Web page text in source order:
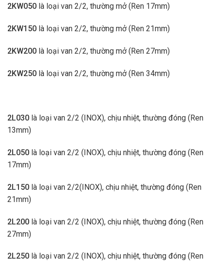
2KW050 là loại van 2/2, thường mở (Ren 17mm)
2KW150 là loại van 2/2, thường mở (Ren 21mm)
2KW200 là loại van 2/2, thường mở (Ren 27mm)
2KW250 là loại van 2/2, thường mở (Ren 34mm)
2L030 là loại van 2/2 (INOX), chịu nhiệt, thường đóng (Ren
13mm)
2L050 là loại van 2/2 (INOX), chịu nhiệt, thường đóng (Ren
17mm)
2L150 là loại van 2/2(INOX), chịu nhiệt, thường đóng (Ren
21mm)
2L200 là loại van 2/2 (INOX), chịu nhiệt, thường đóng (Ren
27mm)
2L250 là loại van 2/2 (INOX), chịu nhiệt, thường đóng (Ren